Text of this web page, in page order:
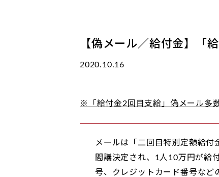
【偽メール／給付金】「
2020.10.16
※「給付金2回目支給」偽メール多
メールは「二回目特別定額給
閣議決定され、1人10万円が給
号、クレジットカード番号など